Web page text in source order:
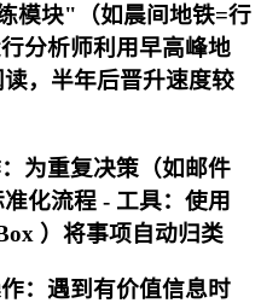
模块"（如晨间地铁=行
分析师利用早高峰地
，半年后晋升速度较
：为重复决策（如邮件
化流程 - 工具：使用
）将事项自动归类
：遇到有价值信息时